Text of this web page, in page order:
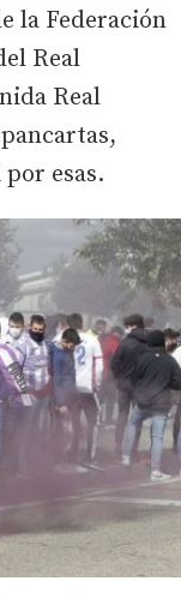
la Federación
Real
Real
esas.